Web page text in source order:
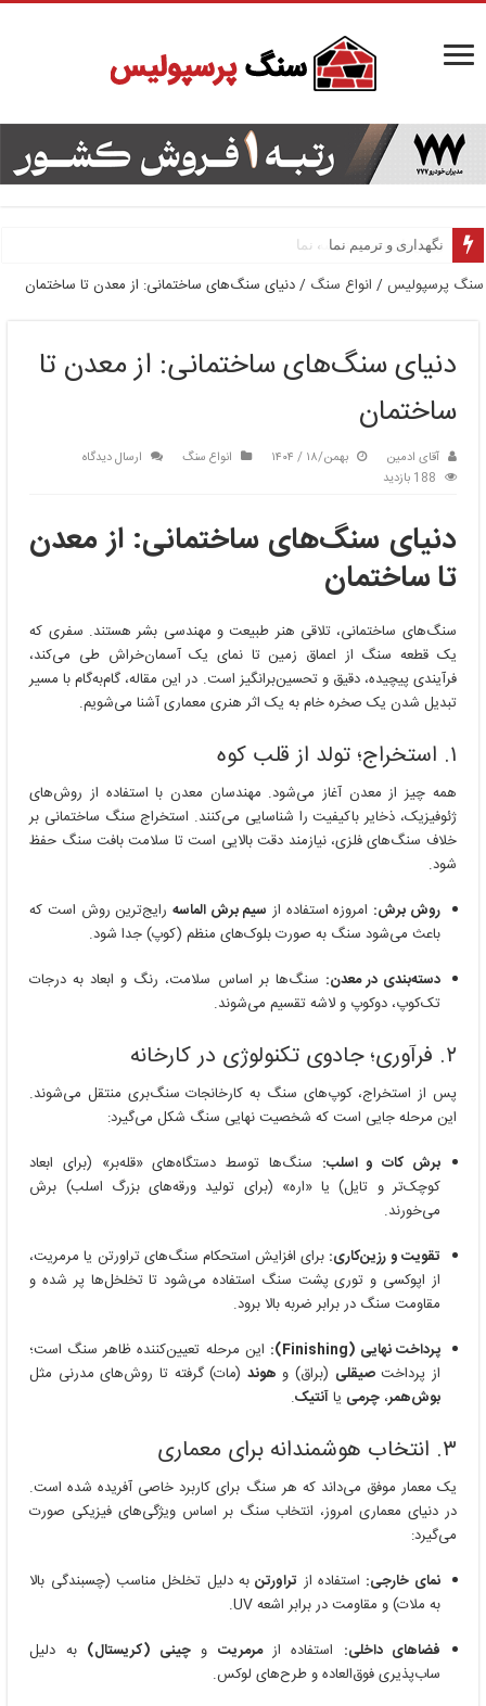
نگهداری و ترمیم نما
روش‌های نصب شیشه نما
سنگ پرسپولیس/ انواع سنگ /دنیای سنگ‌های ساختمانی: از معدن تا ساختمان
دنیای سنگ‌های ساختمانی: از معدن تا
ساختمان
آقای ادمین بهمن/۱۸ / ۱۴۰۴ انواع سنگ
ارسال دیدگاه
188 بازدید
دنیای سنگ‌های ساختمانی: از معدن
تا ساختمان
سنگ‌های ساختمانی، تلاقی هنر طبیعت و مهندسی بشر هستند. سفری که
یک قطعه سنگ از اعماق زمین تا نمای یک آسمان‌خراش طی می‌کند،
فرآیندی پیچیده، دقیق و تحسین‌برانگیز است. در این مقاله، گام‌به‌گام با مسیر
تبدیل شدن یک صخره خام به یک اثر هنری معماری آشنا می‌شویم.
۱. استخراج؛ تولد از قلب کوه
همه چیز از معدن آغاز می‌شود. مهندسان معدن با استفاده از روش‌های
ژئوفیزیک، ذخایر باکیفیت را شناسایی می‌کنند. استخراج سنگ ساختمانی بر
خلاف سنگ‌های فلزی، نیازمند دقت بالایی است تا سلامت بافت سنگ حفظ
شود.
روش برش: امروزه استفاده از سیم برش الماسه رایج‌ترین روش است که
باعث می‌شود سنگ به صورت بلوک‌های منظم (کوپ) جدا شود.
دسته‌بندی در معدن: سنگ‌ها بر اساس سلامت، رنگ و ابعاد به درجات
تک‌کوپ، دوکوپ و لاشه تقسیم می‌شوند.
۲. فرآوری؛ جادوی تکنولوژی در کارخانه
پس از استخراج، کوپ‌های سنگ به کارخانجات سنگ‌بری منتقل می‌شوند.
این مرحله جایی است که شخصیت نهایی سنگ شکل می‌گیرد:
برش کات و اسلب: سنگ‌ها توسط دستگاه‌های «قله‌بر» (برای ابعاد
کوچک‌تر و تایل) یا «اره» (برای تولید ورقه‌های بزرگ اسلب) برش
می‌خورند.
تقویت و رزین‌کاری: برای افزایش استحکام سنگ‌های تراورتن یا مرمریت،
از اپوکسی و توری پشت سنگ استفاده می‌شود تا تخلخل‌ها پر شده و
مقاومت سنگ در برابر ضربه بالا برود.
پرداخت نهایی (Finishing):
این مرحله تعیین‌کننده ظاهر سنگ است؛
از پرداختصیقلی (براق) و هوند (مات) گرفته تا روش‌های مدرنی مثل
بوش‌همر،چرمی یاآنتیک.
۳. انتخاب هوشمندانه برای معماری
یک معمار موفق می‌داند که هر سنگ برای کاربرد خاصی آفریده شده است.
در دنیای معماری امروز، انتخاب سنگ بر اساس ویژگی‌های فیزیکی صورت
می‌گیرد:
نمای خارجی: استفاده از تراورتنبه دلیل تخلخل مناسب (چسبندگی بالا
به ملات) و مقاومت در برابر اشعه UV.
فضاهای داخلی: استفاده ازمرمریت و چینی (کریستال) به دلیل
ساب‌پذیری فوق‌العاده و طرح‌های لوکس.